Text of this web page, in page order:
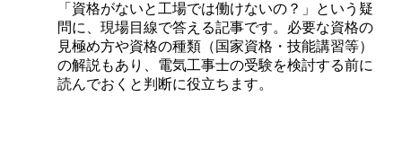
「資格がないと工場では働けないの？」という疑
問に、現場目線で答える記事です。必要な資格の
見極め方や資格の種類（国家資格・技能講習等）
の解説もあり、電気工事士の受験を検討する前に
読んでおくと判断に役立ちます。